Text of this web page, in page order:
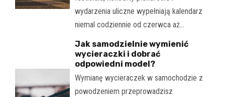
wydarzenia uliczne wypełniają kalendarz
niemal codziennie od czerwca aż…
Jak samodzielnie wymienić
wycieraczki i dobrać
odpowiedni model?
Wymianę wycieraczek w samochodzie z
powodzeniem przeprowadzisz